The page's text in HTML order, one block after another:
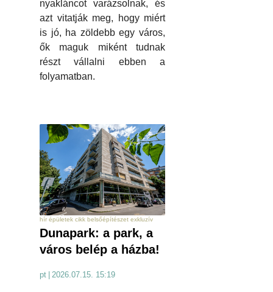
nyakláncot varázsolnak, és
azt vitatják meg, hogy miért
is jó, ha zöldebb egy város,
ők maguk miként tudnak
részt vállalni ebben a
folyamatban.
hír épületek cikk belsőépítészet exkluzív
Dunapark: a park, a
város belép a házba!
pt | 2026.07.15. 15:19